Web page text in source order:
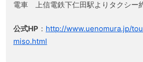
電車 上信電鉄下仁田駅よりタクシー
公式HP ： http://www.uenomura.jp/
miso.html